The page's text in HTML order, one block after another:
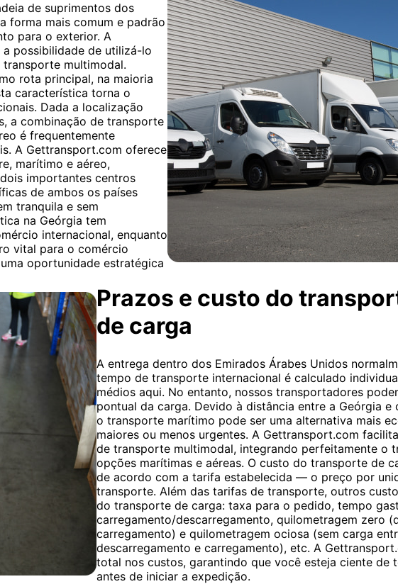
de suprimentos dos
forma mais comum e padrão
para o exterior. A
possibilidade de utilizá-lo
multimodal.
rota principal, na maioria
característica torna o
Dada a localização
a combinação de transporte
é frequentemente
A Gettransport.com oferece
marítimo e aéreo,
importantes centros
de ambos os países
tranquila e sem
na Geórgia tem
internacional, enquanto
vital para o comércio
oportunidade estratégica
Prazos e custo do
de carga
A entrega dentro dos Emirados Árabes Unidos
tempo de transporte internacional é calculado
médios aqui. No entanto, nossos transportadores
pontual da carga. Devido à distância entre a Geórgia e
o transporte marítimo pode ser uma alternativa mais
maiores ou menos urgentes. A Gettransport.com
de transporte multimodal, integrando perfeitamente o
opções marítimas e aéreas. O custo do transporte de
de acordo com a tarifa estabelecida — o preço por
transporte. Além das tarifas de transporte, outros
do transporte de carga: taxa para o pedido, tempo
carregamento/descarregamento, quilometragem zero
carregamento) e quilometragem ociosa (sem carga
descarregamento e carregamento), etc. A
total nos custos, garantindo que você esteja ciente de
antes de iniciar a expedição.